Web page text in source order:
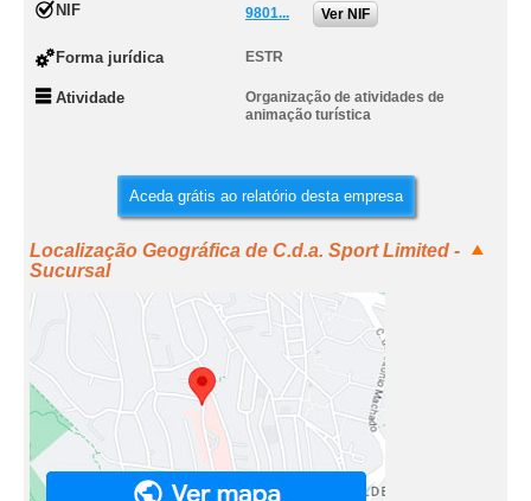
NIF 9801... Ver NIF
Forma jurídica ESTR
Atividade
Organização de atividades de
animação turística
Aceda grátis ao relatório desta empresa
Localização Geográfica de C.d.a. Sport Limited -
Sucursal